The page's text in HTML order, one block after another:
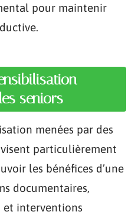
pour maintenir
seniors
menées par des
particulièrement
les bénéfices d’une
documentaires,
et interventions